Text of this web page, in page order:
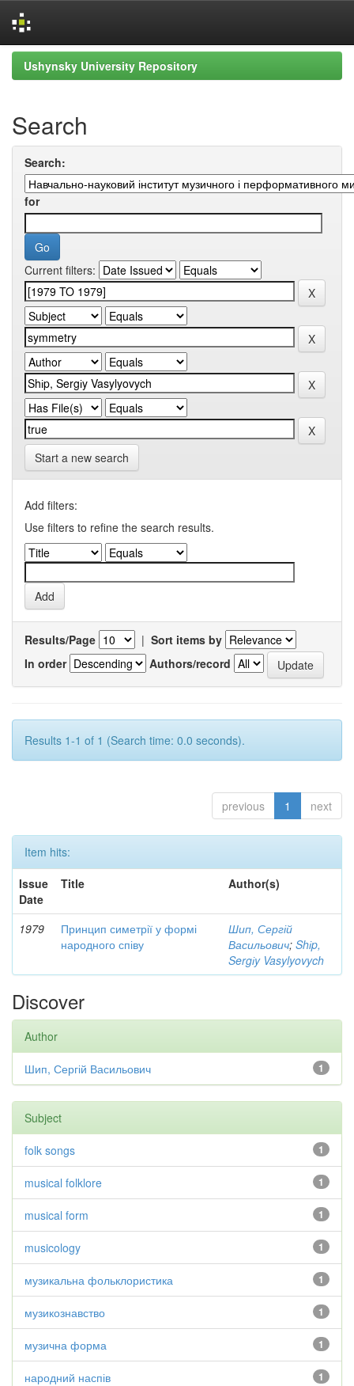
Skip
navigation
Ushynsky University Repository
Search
Search:
for
Current filters:
Start a new search
Add filters:
Use filters to refine the search results.
Results/Page | Sort items by
In order
Authors/record
Results 1-1 of 1 (Search time: 0.0 seconds).
previous 1 next
Item hits:
Issue
Date
Title Author(s)
1979
Принцип симетрії у формі
народного співу
Шип, Сергій
Васильович; Shіp,
Sergіy Vasylyovych
Discover
Author
1
Шип, Сергій Васильович
Subject
1
folk songs
1
musical folklore
1
musical form
1
musicology
1
музикальна фольклористика
1
музикознавство
1
музична форма
1
народний наспів